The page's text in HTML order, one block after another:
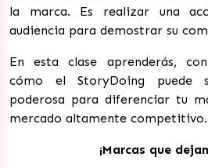
la marca. Es realizar una
audiencia para demostrar su
En esta clase aprenderás,
cómo el StoryDoing puede
poderosa para diferenciar tu
mercado altamente competitivo.
¡Marcas que